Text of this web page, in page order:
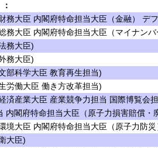
務大臣 内閣府特命担当大臣（金融） デ
務大臣 内閣府特命担当大臣（マイナン
務大臣)
務大臣)
部科学大臣 教育再生担当)
労働大臣 働き方改革担当)
済産業大臣 産業競争力担当 国際博覧会
内閣府特命担当大臣（原子力損害賠償・
境大臣 内閣府特命担当大臣（原子力防災
大臣)